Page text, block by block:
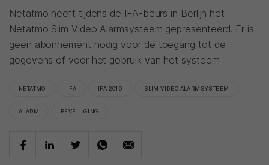
Netatmo heeft tijdens de IFA-beurs in Berlijn het
Netatmo Slim Video Alarmsysteem gepresenteerd. Er is
geen abonnement nodig voor de toegang tot de
gegevens of voor het gebruik van het systeem.
NETATMO IFA IFA 2019 SLIM VIDEO ALARMSYSTEEM
ALARM BEVEILIGING